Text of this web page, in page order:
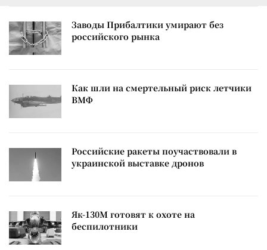
Заводы Прибалтики умирают без
российского рынка
Как шли на смертельный риск летчики
ВМФ
Российские ракеты поучаствовали в
украинской выставке дронов
Як-130М готовят к охоте на
беспилотники